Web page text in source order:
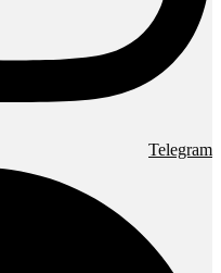
Telegram